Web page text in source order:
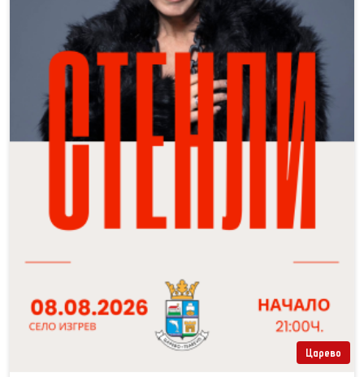
Царево